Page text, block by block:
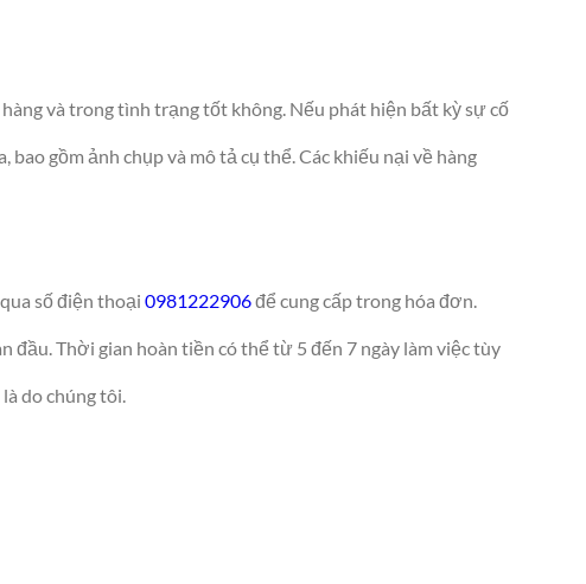
và trong tình trạng tốt không. Nếu phát hiện bất kỳ sự cố
gồm ảnh chụp và mô tả cụ thể. Các khiếu nại về hàng
số điện thoại 0981222906để cung cấp trong hóa đơn.
Thời gian hoàn tiền có thể từ 5 đến 7 ngày làm việc tùy
do chúng tôi.